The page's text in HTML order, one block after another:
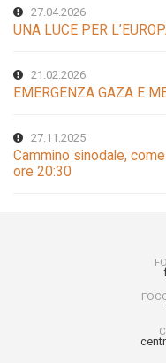
27.04.2026
UNA LUCE PER
21.02.2026
EMERGENZA GAZA E
27.11.2025
Cammino sinodale,
ore 20:30